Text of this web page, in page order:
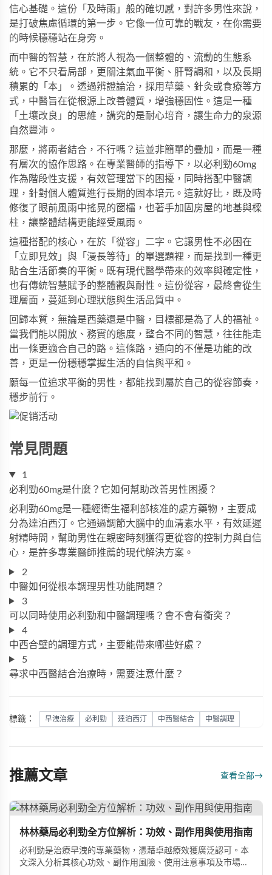
信心基礎。這份「及時雨」般的確切感，對許多男性來說，
是打破焦慮循環的第一步。它像一位可靠的戰友，在你需要
的時候穩穩站在身旁。
而中醫的智慧，在於將人視為一個整體的、流動的生態系
統。它不只看局部，更關注氣血平衡、肝腎調和，以及長期
積累的「本」。透過辨證論治，採用草藥、針灸或食療等方
式，中醫旨在從根源上改善體質，增強穩固性。這是一種
「土壤改良」的思維，講究的是耐心培育，讓生命力的泉源
自然豐沛。
那麼，將兩者結合，不行嗎？這並非簡單的疊加，而是一種
有層次的協作思路。在專業醫師的指導下，以必利勁60mg
作為階段性支援，有效管理當下的困擾，同時搭配中醫調
理，針對個人體質進行長期的固本培元。這就好比，既及時
修復了眼前風雨中搖晃的窗櫺，也著手加固房屋的地基與樑
柱，讓整體結構更能經受風雨。
這種搭配的核心，在於「從容」二字。它讓男性不必困在
「立即見效」與「漫長等待」的單選題裡，而是找到一種更
貼合生活節奏的平衡。既有現代醫學帶來的效率與確定性，
也有傳統智慧賦予的整體觀與耐性。這份從容，最終會從生
理層面，蔓延到心理狀態與生活品質中。
回歸本質，無論是西藥還是中醫，目標都是為了人的福祉。
當我們能以開放、務實的態度，整合不同的智慧，往往能走
出一條更適合自己的路。這條路，通向的不僅是功能的改
善，更是一份穩穩掌握生活的自信與平和。
願每一位追求平衡的男性，都能找到屬於自己的從容節奏，
穩步前行。
常見問題
1
必利勁60mg是什麼？它如何幫助改善男性困擾？
必利勁60mg是一種經衛生福利部核准的處方藥物，主要成
分為達泊西汀。它通過調節大腦中的血清素水平，有效延遲
射精時間，幫助男性在親密時刻獲得更從容的控制力與自信
心，是許多專業醫師推薦的現代解決方案。
2
中醫如何從根本調理男性功能問題？
3
可以同時使用必利勁和中醫調理嗎？會不會有衝突？
4
中西合璧的調理方式，主要能帶來哪些好處？
5
尋求中西醫結合治療時，需要注意什麼？
標籤： 早洩治療 必利勁 達泊西汀 中西醫結合 中醫調理
推薦文章 查看全部→
林林藥局必利勁全方位解析：功效、副作用與使用指南
必利勁是治療早洩的專業藥物，憑藉卓越療效獲廣泛認可。本
文深入分析其核心功效、副作用風險、使用注意事項及市場發